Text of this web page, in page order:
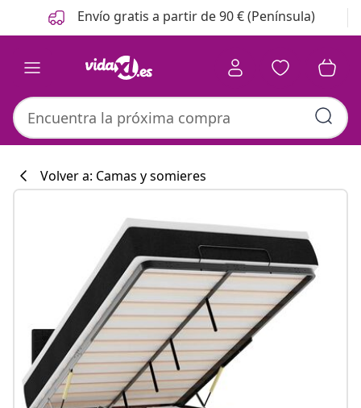
Anterior
Siguiente Envío gratis a partir de 90 € (Península)
#sharemevidaxl
Volver a: Camas y somieres